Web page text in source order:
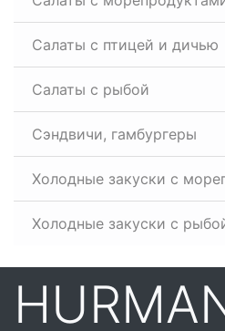
Салаты с птицей и дичью
Салаты с рыбой
Сэндвичи, гамбургеры
Холодные закуски с
Холодные закуски с